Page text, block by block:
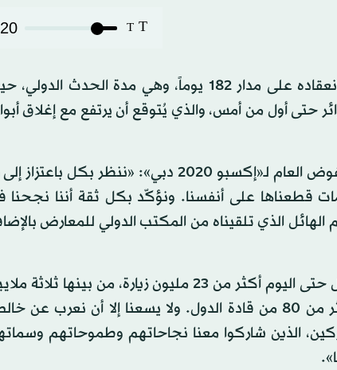
T
T
20
أُسدل الستار أمس، على معرض «إكسبو 2020 دبي»، وذلك بعد انعقاده على مدار 182 يوماً، وهي مدة الحدث
المحدد في عدد الزوار والذي وصل إلى 23 مليون زائر حتى أول من أمس، والذي يُتوقع أن يرتفع مع إغلاق
وقال الشيخ نهيان بن مبارك آل نهيان، وزير التسامح والتعايش، المفوض العام لـ«إكسبو 2020 دبي»: «ننظر بكل
قطعناها على أنفسنا. ونؤكّد بكل ثقة أننا نجحنا
الذي تلقيناه من المكتب الدولي للمعارض
وأضاف: «يُسعدنا أن نُعلن بكل فخر أن (إكسبو 2020 دبي) استقبل حتى اليوم أكثر من 23 مليون زيارة، من بينها
زيارة من طلاب المدارس؛ وأكثر من 13 ألف مسؤول حكومي؛ وأكثر من 80 من قادة الدول. ولا يسعنا إلا أن نعرب
الذين شاركوا معنا نجاحاتهم وطموحاتهم